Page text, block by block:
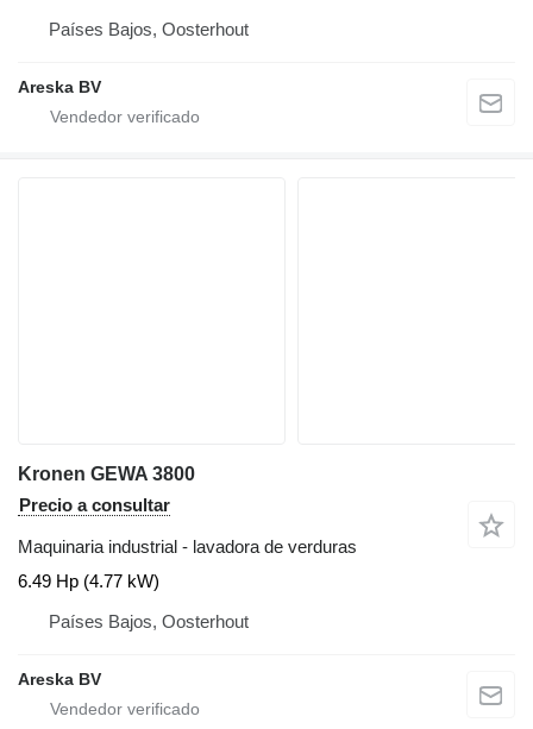
Países Bajos, Oosterhout
Areska BV
Kronen GEWA 3800
Precio a consultar
Maquinaria industrial - lavadora de verduras
6.49 Hp (4.77 kW)
Países Bajos, Oosterhout
Areska BV